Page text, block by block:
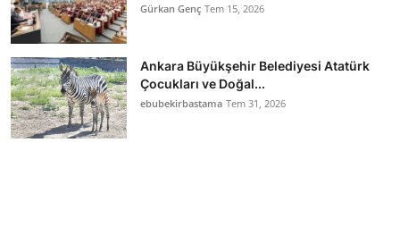
Gürkan Genç Tem 15, 2026
Ankara Büyükşehir Belediyesi Atatürk
Çocukları ve Doğal...
ebubekirbastama Tem 31, 2026